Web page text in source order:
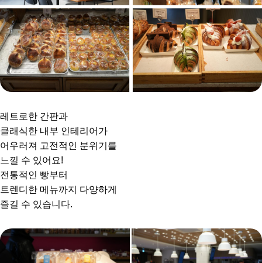
레트로한 간판과
클래식한 내부 인테리어가
어우러져 고전적인 분위기를
느낄 수 있어요!
전통적인 빵부터
트렌디한 메뉴까지 다양하게
즐길 수 있습니다.